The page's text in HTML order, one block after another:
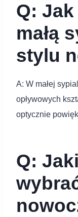
Q:
małą
stylu
A: W małej
opływowych
optycznie
Q: